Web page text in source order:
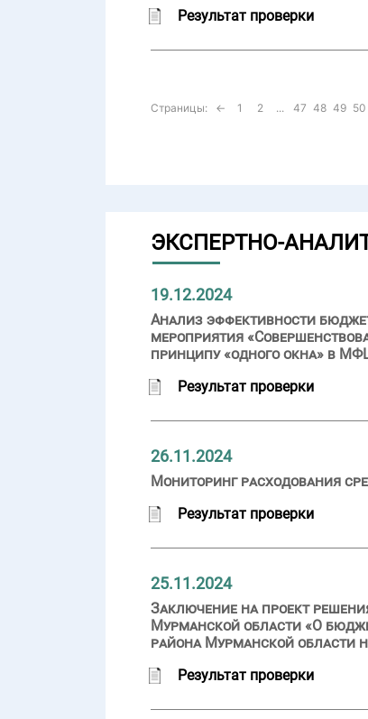
Результат проверки
Страницы: ← 1 2 ... 47 48 49 50
ЭКСПЕРТНО-
19.12.2024
Анализ эффективности
мероприятия
принципу «одного окна» в
Результат проверки
26.11.2024
Мониторинг расходования
Результат проверки
25.11.2024
Заключение на проект
Мурманской области «О
района Мурманской области
Результат проверки